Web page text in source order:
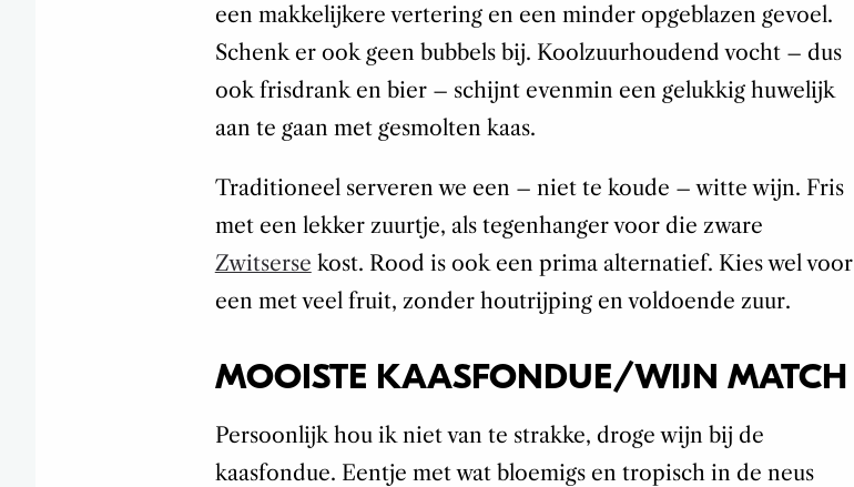
een makkelijkere vertering en een minder opgeblazen gevoel.
Schenk er ook geen bubbels bij. Koolzuurhoudend vocht – dus
ook frisdrank en bier – schijnt evenmin een gelukkig huwelijk
aan te gaan met gesmolten kaas.
Traditioneel serveren we een – niet te koude – witte wijn. Fris
met een lekker zuurtje, als tegenhanger voor die zware
Zwitserse kost. Rood is ook een prima alternatief. Kies wel voor
een met veel fruit, zonder houtrijping en voldoende zuur.
MOOISTE KAASFONDUE/WIJN MATCH
Persoonlijk hou ik niet van te strakke, droge wijn bij de
kaasfondue. Eentje met wat bloemigs en tropisch in de neus